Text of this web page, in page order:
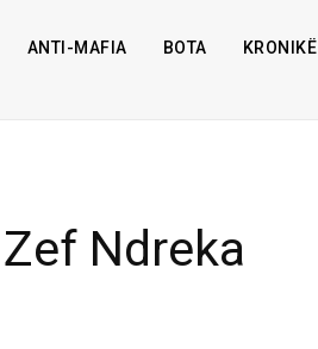
ANTI-MAFIA BOTA KRONIKË
Ndreka